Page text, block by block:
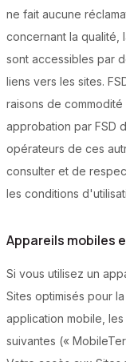
ne fait aucune
concernant la qualité,
sont accessibles par
liens vers les sites.
raisons de
approbation par FSD
opérateurs de ces
consulter et de
les conditions
Appareils mobiles
Si vous utilisez un
Sites optimisés pour
application mobile,
suivantes («